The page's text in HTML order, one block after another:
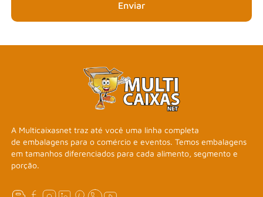
Enviar
A Multicaixasnet traz até você uma linha completa
de embalagens para o comércio e eventos. Temos embalagens
em tamanhos diferenciados para cada alimento, segmento e
porção.